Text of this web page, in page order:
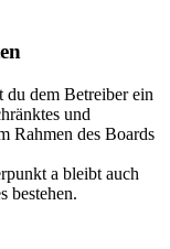
du dem Betreiber ein
und
Rahmen des Boards
a bleibt auch
bestehen.